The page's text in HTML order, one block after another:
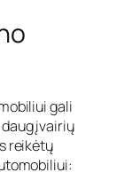
gali
įvairių
reikėtų